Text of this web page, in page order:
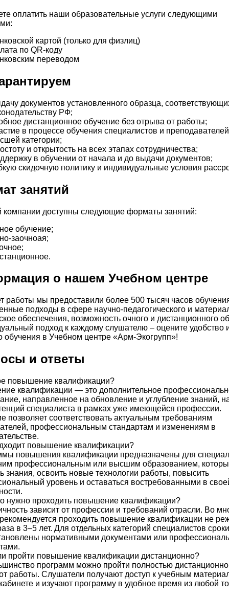
оплатить наши образовательные услуги следующими
картой (только для физлиц)
по QR-коду
переводом
документов установленного образца,
РФ;
дистанционное обучение без отрыва от работы;
в процессе обучения специалистов и преподавателей
категории;
и открытость на всех этапах сотрудничества;
в обучении от начала и до выдачи документов;
скидочную политику и индивидуальные условия
занятий
доступны следующие форматы занятий:
обучение;
заочноая;
о нашем Учебном центре
работы мы предоставили более 500 тысяч часов
подходы в сфере научно-педагогического и
обеспечения, возможность очного и дистанционного
подход к каждому слушателю – оцените удобство
обучения в Учебном центре «Арм-Экогрупп»!
и ответы
повышение квалификации?
квалификации — это дополнительное
направленное на обновление и углубление знаний,
специалиста в рамках уже имеющейся профессии.
позволяет соответствовать актуальным требованиям
профессиональным стандартам и изменениям в
повышение квалификации?
повышения квалификации предназначены для
профессиональным или высшим образованием,
знания, освоить новые технологии работы, повысить
уровень и оставаться востребованными в
нужно проходить повышение квалификации?
зависит от профессии и требований отрасли. Во
проходить повышение квалификации не
в 3–5 лет. Для отдельных категорий специалистов
нормативными документами или
пройти повышение квалификации дистанционно?
программ можно пройти полностью дистанционно
работы. Слушатели получают доступ к учебным
и изучают программу в удобное время из любой